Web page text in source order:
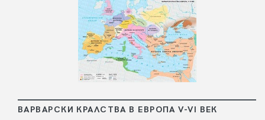
ВАРВАРСКИ КРАЛСТВА В ЕВРОПА V-VI ВЕК